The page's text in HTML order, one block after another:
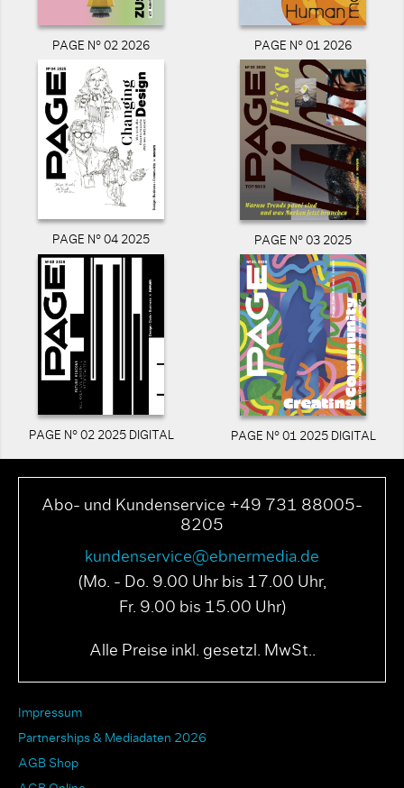
PAGE N° 02 2026 PAGE N° 01 2026
PAGE N° 04 2025 PAGE N° 03 2025
PAGE N° 02 2025 DIGITAL PAGE N° 01 2025 DIGITAL
Abo- und Kundenservice +49 731 88005-
8205
kundenservice@ebnermedia.de
(Mo. - Do. 9.00 Uhr bis 17.00 Uhr,
Fr. 9.00 bis 15.00 Uhr)
Alle Preise inkl. gesetzl. MwSt..
Impressum
Partnerships & Mediadaten 2026
AGB Shop